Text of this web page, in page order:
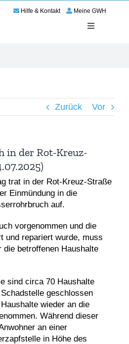
Hilfe & Kontakt Meine GWH
Toggle
Zurück Vor
in der Rot-Kreuz-
trat in der Rot-Kreuz-Straße
Einmündung in die
auf.
vorgenommen und die
und repariert wurde, muss
betroffenen Haushalte
sind circa 70 Haushalte
geschlossen
wieder an die
Während dieser
an einer
in Höhe des